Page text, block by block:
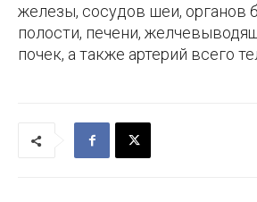
железы, сосудов шеи, органов
полости, печени,
почек, а также артерий всего